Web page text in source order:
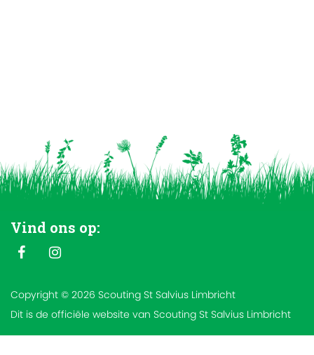
Vind ons op:
Copyright © 2026 Scouting St Salvius Limbricht
Dit is de officiële website van Scouting St Salvius Limbricht